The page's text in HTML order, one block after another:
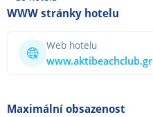
WWW stránky hotelu
Web hotelu
www.aktibeachclub.gr
Maximální obsazenost